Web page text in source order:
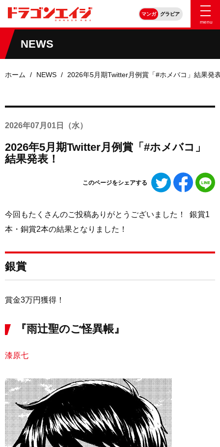
マンガ
グラビア
menu
NEWS
ホーム NEWS 2026年5月期Twitter月例賞「#ホメバコ」結果発
2026年07月01日 （水）
2026年5月期Twitter月例賞「#ホメバコ」
結果発表！
このページをシェアする
Twitter
で
ア
で
ア
今回もたくさんのご投稿ありがとうございました！ 銀賞1
本・銅賞2本の結果となりました！
銀賞
賞金3万円獲得！
『雨辻聖のご怪異帳』
漆原七